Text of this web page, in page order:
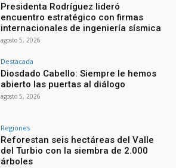
Presidenta Rodríguez lideró
encuentro estratégico con firmas
internacionales de ingeniería sísmica
agosto 5, 2026
Destacada
Diosdado Cabello: Siempre le hemos
abierto las puertas al diálogo
agosto 5, 2026
Regiones
Reforestan seis hectáreas del Valle
del Turbio con la siembra de 2.000
árboles